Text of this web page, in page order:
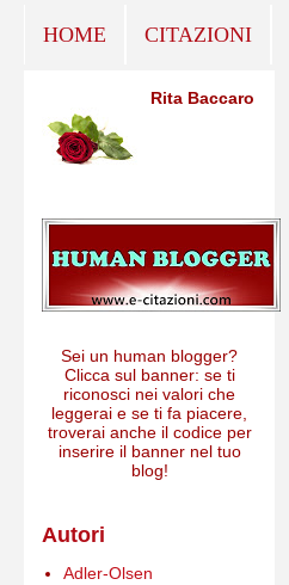
HOME CITAZIONI
Rita Baccaro
Sei un human blogger?
Clicca sul banner: se ti
riconosci nei valori che
leggerai e se ti fa piacere,
troverai anche il codice per
inserire il banner nel tuo
blog!
Autori
Adler-Olsen